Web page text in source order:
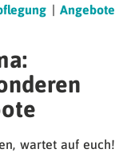
|Angebote
wartet auf euch!